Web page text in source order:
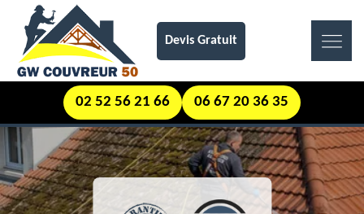
Devis Gratuit
02 52 56 21 66 06 67 20 36 35